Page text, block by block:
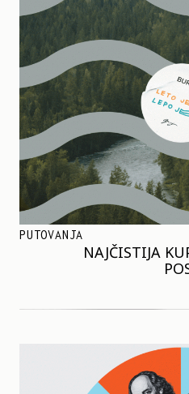
PUTOVANJA
NAJČISTIJA